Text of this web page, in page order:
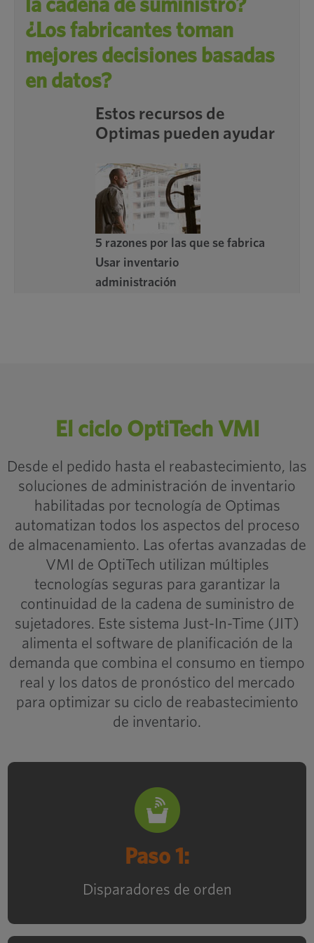
la cadena de suministro?
¿Los fabricantes toman
mejores decisiones basadas
en datos?
Estos recursos de
Optimas pueden ayudar
5 razones por las que se fabrica
Usar inventario
administración
Las 3 mejores cosas para mirar
para en un inventario
Socio administrador
Optimas Announces
Next Phase of
Transformation
How to Attract,
El ciclo OptiTech VMI
Desde el pedido hasta el reabastecimiento, las
soluciones de administración de inventario
habilitadas por tecnología de Optimas
automatizan todos los aspectos del proceso
de almacenamiento. Las ofertas avanzadas de
VMI de OptiTech utilizan múltiples
tecnologías seguras para garantizar la
continuidad de la cadena de suministro de
sujetadores. Este sistema Just-In-Time (JIT)
alimenta el software de planificación de la
demanda que combina el consumo en tiempo
real y los datos de pronóstico del mercado
para optimizar su ciclo de reabastecimiento
de inventario.
Paso 1:
Disparadores de orden
Paso 1
La pieza alcanza el gatillo mínimo,
OptiTech transmite automáticamente una
señal para crear una orden de
reabastecimiento.